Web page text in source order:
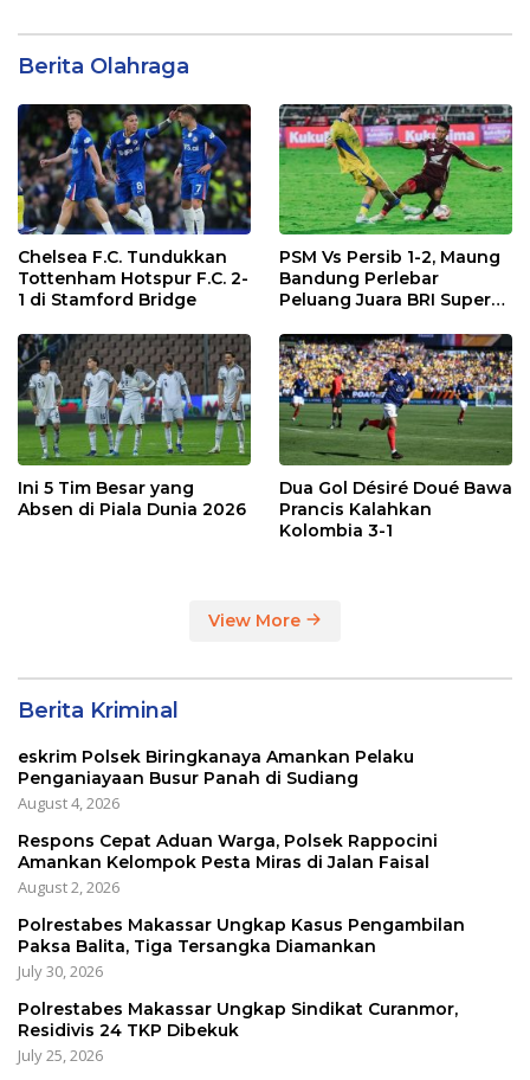
Berita Olahraga
Chelsea F.C. Tundukkan
Tottenham Hotspur F.C. 2-
1 di Stamford Bridge
PSM Vs Persib 1-2, Maung
Bandung Perlebar
Peluang Juara BRI Super
Ini 5 Tim Besar yang
Absen di Piala Dunia 2026
Dua Gol Désiré Doué Bawa
Prancis Kalahkan
Kolombia 3-1
View More
Berita Kriminal
eskrim Polsek Biringkanaya Amankan Pelaku
Penganiayaan Busur Panah di Sudiang
August 4, 2026
Respons Cepat Aduan Warga, Polsek Rappocini
Amankan Kelompok Pesta Miras di Jalan Faisal
August 2, 2026
Polrestabes Makassar Ungkap Kasus Pengambilan
Paksa Balita, Tiga Tersangka Diamankan
July 30, 2026
Polrestabes Makassar Ungkap Sindikat Curanmor,
Residivis 24 TKP Dibekuk
July 25, 2026